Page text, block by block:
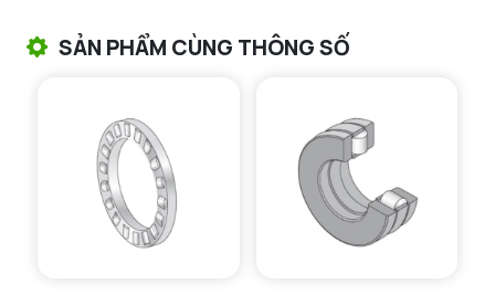
VÒNG BI KIM NTN
VÒNG BI CHẶN TRỤC NTN
VÒNG BI LĂN TRỤ ĐẨY NTN
SẢN PHẨM CÙNG THÔNG SỐ